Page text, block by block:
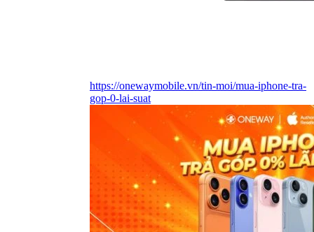
https://onewaymobile.vn/tin-moi/mua-iphone-tra-
gop-0-lai-suat